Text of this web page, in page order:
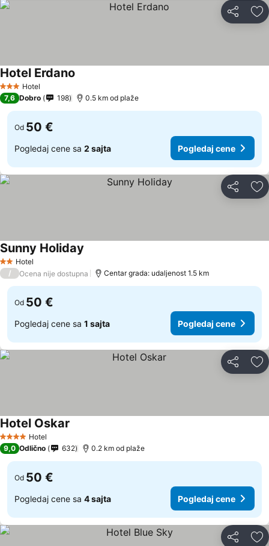
Deli
3 Zvezdice
Hotel
Hotel Erdano
7,6 Dobro 198 0.5 km od plaže
Od 50 €
Pogledaj cene sa 2 sajta Pogledaj cene
Deli
2 Zvezdice
Hotel
Sunny Holiday
/ Ocena nije dostupna Centar grada: udaljenost 1.5 km
Od 50 €
Pogledaj cene sa 1 sajta Pogledaj cene
Deli
4 ZvezdiceHotel
Hotel Oskar
9,0 Odlično 632 0.2 km od plaže
Od 50 €
Pogledaj cene sa 4 sajta Pogledaj cene
Deli